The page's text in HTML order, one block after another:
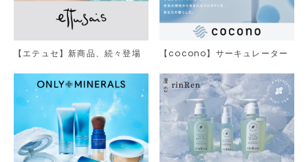
【エテュセ】新商品、続々登場 【cocono】サーキュレーター